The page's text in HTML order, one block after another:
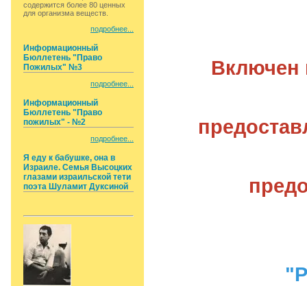
содержится более 80 ценных
для организма веществ.
подробнее...
Информационный
Бюллетень "Право
Пожилых" №3
подробнее...
Информационный
Бюллетень "Право
пожилых" - №2
подробнее...
Я еду к бабушке, она в
Израиле. Семья Высоцких
глазами израильской тети
поэта Шуламит Дуксиной
Включен